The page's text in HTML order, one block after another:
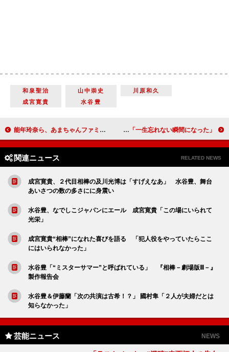
和泉聖治 山中崇史
川原和久
成宮寛貴
水谷豊
能年玲奈ら、あまちゃんファミリーがお別れ 蟹江敬三さん「お別れの会」に約７００人が参列 グランジ、ＤＶＤ１万枚達成で解雇回避 遠山大輔「一生忘れない瞬間になった」
関連ニュース RELATED NEWS
成宮寛貴、２代目相棒の及川光博は「すげえなあ」 水谷豊、舞台
あいさつの数の多さにに身震い
水谷豊、なでしこジャパンにエール 成宮寛貴「この場にいられて
光栄」
成宮寛貴“相棒”になれた喜びを語る 「犯人役をやっていたらここ
にはいられなかった」
水谷豊「“ミスターサマー”と呼ばれている」 『相棒－劇場版Ⅲ－』
製作報告会
水谷豊＆伊藤蘭「次の共演は古希！？」 國村隼「２人が夫婦だとは
知らなかった」
芸能ニュース NEWS